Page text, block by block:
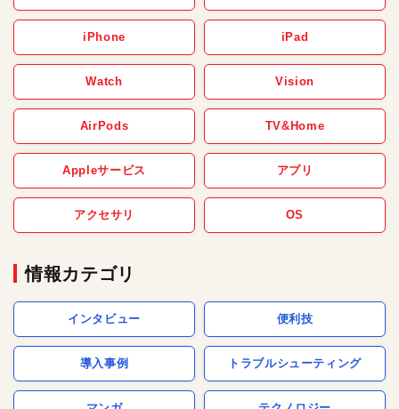
iPhone iPad
Watch Vision
AirPods TV&Home
Appleサービス アプリ
アクセサリ OS
情報カテゴリ
インタビュー 便利技
導入事例 トラブルシューティング